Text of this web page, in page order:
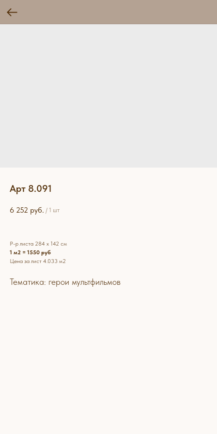
Арт 8.091
6 252 руб. / 1 шт
Р-р листа 284 х 142 см
1 м2 = 1550 руб
Цена за лист 4.033 м2
Тематика: герои мультфильмов